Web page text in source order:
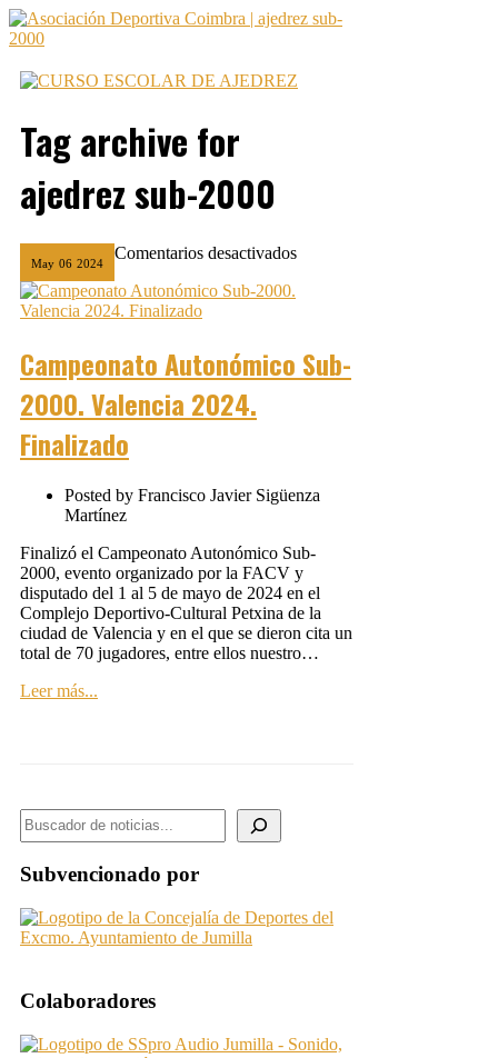
Tag archive for
ajedrez sub-2000
May 06 2024
Comentarios desactivadosen
Valencia
2024.
Campeonato Autonómico Sub-
2000. Valencia 2024.
Finalizado
Posted by Francisco Javier Sigüenza
Martínez
Finalizó el Campeonato Autonómico Sub-
2000, evento organizado por la FACV y
disputado del 1 al 5 de mayo de 2024 en el
Complejo Deportivo-Cultural Petxina de la
ciudad de Valencia y en el que se dieron cita un
total de 70 jugadores, entre ellos nuestro…
Leer más...
BUSCADOR DE NOTICIAS
Subvencionado por
Colaboradores